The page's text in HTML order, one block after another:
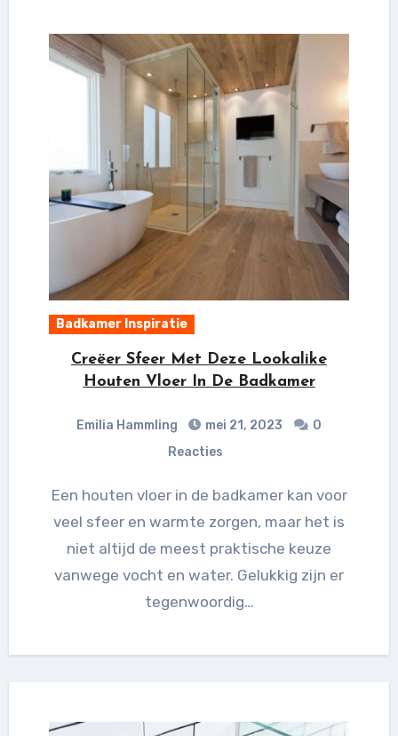
Badkamer Inspiratie
Creëer Sfeer Met Deze Lookalike
Houten Vloer In De Badkamer
Emilia Hammling mei 21, 2023
0
Reacties
Een houten vloer in de badkamer kan voor
veel sfeer en warmte zorgen, maar het is
niet altijd de meest praktische keuze
vanwege vocht en water. Gelukkig zijn er
tegenwoordig…